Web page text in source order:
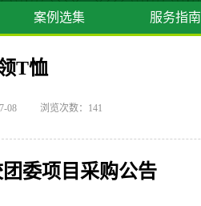
案例选集 服务指南
T恤
08 浏览次数： 141
委项目采购公告